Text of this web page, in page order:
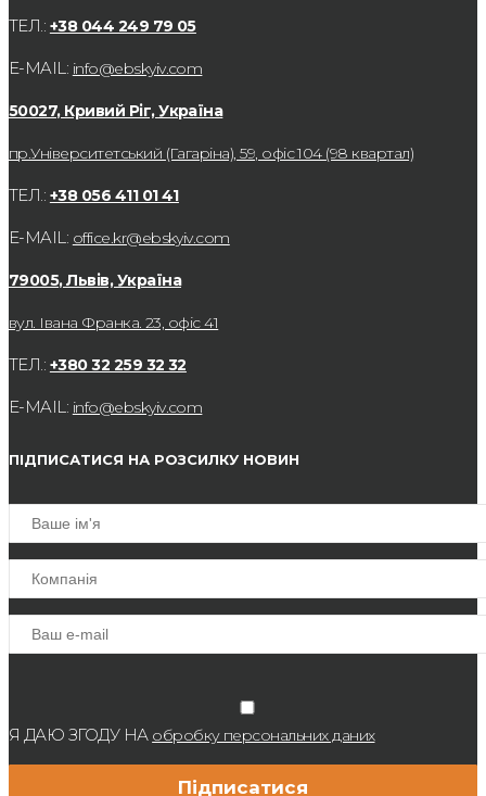
ТЕЛ.: +38 044 249 79 05
E-MAIL: info@ebskyiv.com
50027, Кривий Ріг, Україна
пр.Університетський (Гагаріна), 59, офіс 104 (98 квартал)
ТЕЛ.: +38 056 411 01 41
E-MAIL: office.kr@ebskyiv.com
79005, Львів, Україна
вул. Івана Франка. 23, офіс 41
ТЕЛ.: +380 32 259 32 32
E-MAIL: info@ebskyiv.com
ПІДПИСАТИСЯ НА РОЗСИЛКУ НОВИН
Я ДАЮ ЗГОДУ НА обробку персональних даних